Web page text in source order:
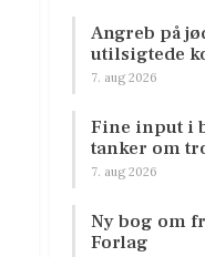
Angreb på
utilsigtede
7. aug 2026
Fine input i
tanker om
7. aug 2026
Ny bog om
Forlag